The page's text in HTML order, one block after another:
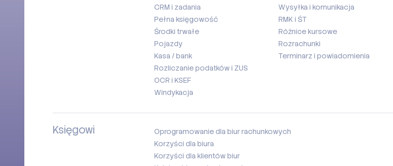
CRM i zadania
Pełna księgowość
Środki trwałe
Pojazdy
Kasa / bank
Rozliczanie podatków i ZUS
OCR i KSEF
Windykacja
Wysyłka i komunikacja
RMK i ŚT
Różnice kursowe
Rozrachunki
Terminarz i powiadomienia
Księgowi
Oprogramowanie dla biur rachunkowych
Korzyści dla biura
Korzyści dla klientów biur